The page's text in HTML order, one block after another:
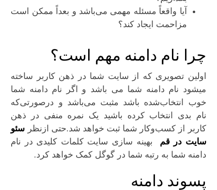
آیا واقعاً مسئله مهمی می‌باشد و بعداً ممکن است
مزاحمت ایجاد کند؟
چرا نام دامنه مهم است؟
اولین تصویری که از سایت شما در ذهن کاربر ساخته
میشود نام دامنه شما می باشد و اگر نام دامنه شما
خوب انتخاب‌شده باشد مثبت می‌باشد و درصورتی‌که
نام بدی انتخاب کرده باشید یک نمره منفی در ذهن
کاربر از کسب‌وکار شما ثبت خواهد شد.حتی ازنظر سئو
سایت در قم بهینه سازی سایت کلمات کلیدی در نام
دامنه شما به رتبه شما در گوگل کمک خواهد کرد.
پسوند دامنه